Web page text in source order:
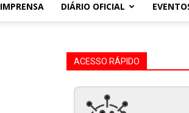
IMPRENSA DIÁRIO OFICIAL
ACESSO RÁPIDO